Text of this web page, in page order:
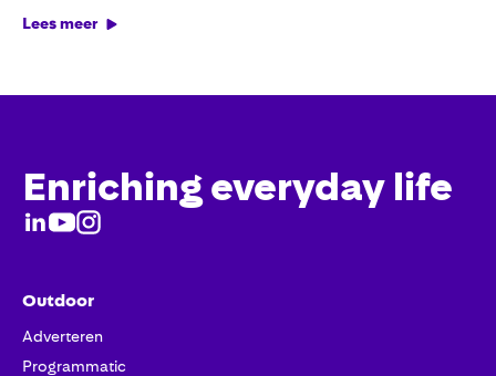
Lees meer
Enriching everyday life
Outdoor
Adverteren
Programmatic